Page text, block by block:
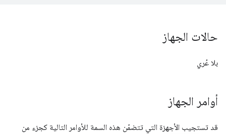
حالات الجهاز
بلا عُري
أوامر الجهاز
قد تستجيب الأجهزة التي تتضمّن هذه السمة للأوامر التالية كجزء من